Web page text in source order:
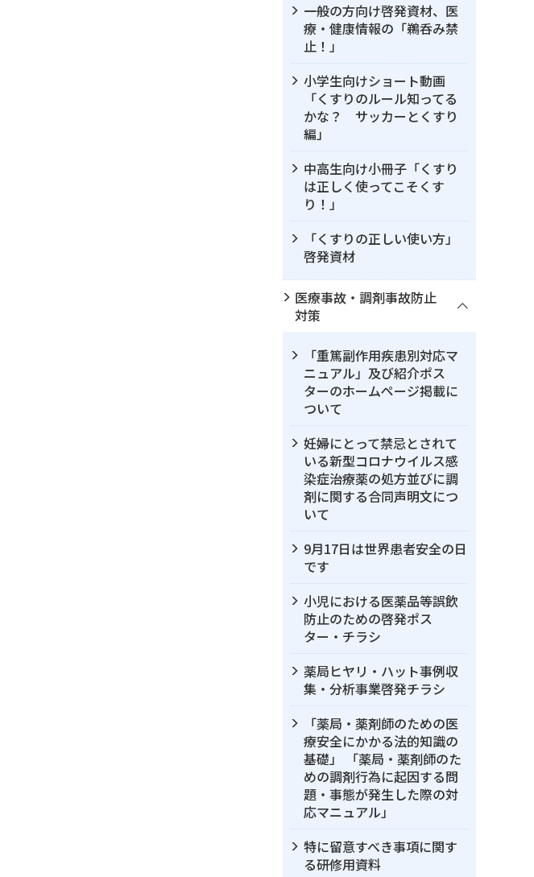
一般の方向け啓発資材、医
療・健康情報の「鵜呑み禁
止！」
小学生向けショート動画
「くすりのルール知ってる
かな？ サッカーとくすり
編」
中高生向け小冊子「くすり
は正しく使ってこそくす
り！」
「くすりの正しい使い方」
啓発資材
医療事故・調剤事故防止
対策
「重篤副作用疾患別対応マ
ニュアル」及び紹介ポス
ターのホームページ掲載に
ついて
妊婦にとって禁忌とされて
いる新型コロナウイルス感
染症治療薬の処方並びに調
剤に関する合同声明文につ
いて
9月17日は世界患者安全の日
です
小児における医薬品等誤飲
防止のための啓発ポス
ター・チラシ
薬局ヒヤリ・ハット事例収
集・分析事業啓発チラシ
「薬局・薬剤師のための医
療安全にかかる法的知識の
基礎」 「薬局・薬剤師のた
めの調剤行為に起因する問
題・事態が発生した際の対
応マニュアル」
特に留意すべき事項に関す
る研修用資料